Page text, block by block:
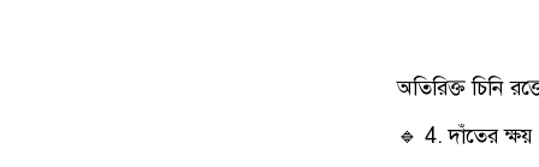
অতিরিক্ত চিনি
🔹 4. দাঁতের ক্ষয়